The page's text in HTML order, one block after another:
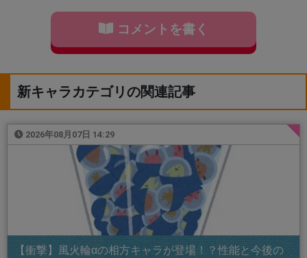
コメントを書く
新キャラカテゴリの関連記事
2026年08月07日 14:29
【衝撃】風火輪αの相方キャラが登場！？性能と今後の